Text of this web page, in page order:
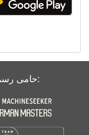
Machine-Seeker.ir حامی رسمی: